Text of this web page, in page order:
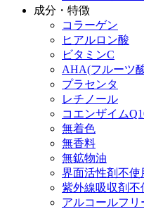
成分・特徴
コラーゲン
ヒアルロン酸
ビタミンC
AHA(フルーツ
プラセンタ
レチノール
コエンザイム
無着色
無香料
無鉱物油
界面活性剤不使
紫外線吸収剤不
アルコールフリ